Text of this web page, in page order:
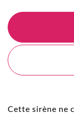
Cette sirène ne